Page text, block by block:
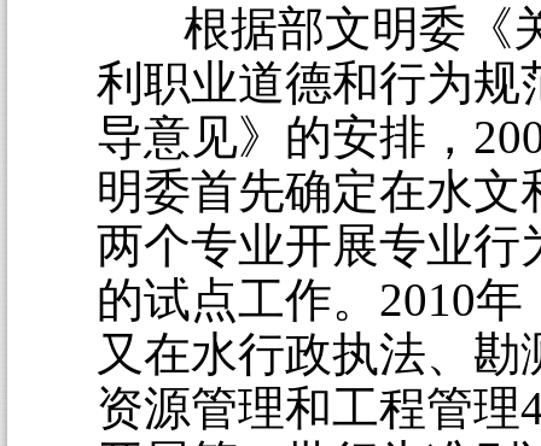
根据部文明委《
利职业道德和行为规
导意见》的安排，
明委首先确定在水文
两个专业开展专业行
的试点工作。2010
又在水行政执法、勘
资源管理和工程管理